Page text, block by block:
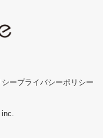
シープライバシーポリシー